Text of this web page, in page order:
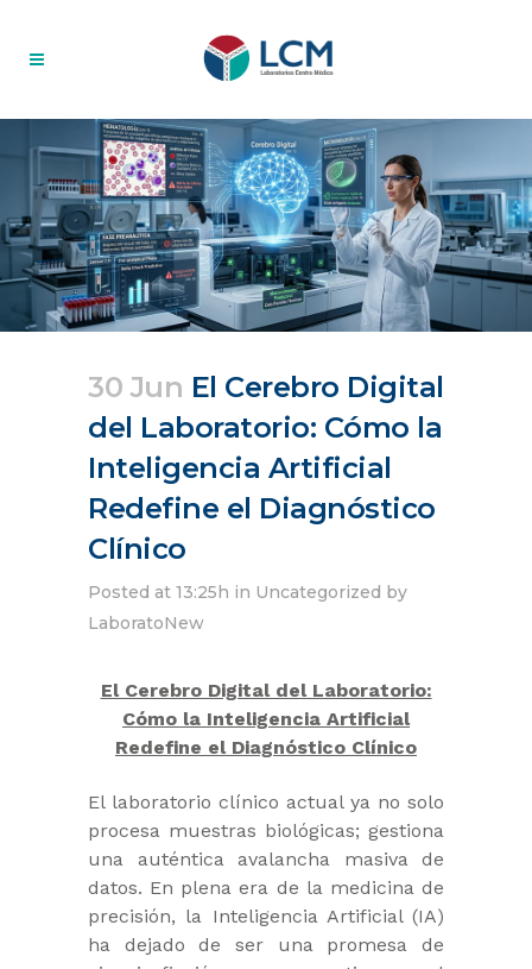
30 Jun El Cerebro Digital
del Laboratorio: Cómo la
Inteligencia Artificial
Redefine el Diagnóstico
Clínico
Posted at 13:25h in Uncategorized by
LaboratoNew
El Cerebro Digital del Laboratorio:
Cómo la Inteligencia Artificial
Redefine el Diagnóstico Clínico
El laboratorio clínico actual ya no solo
procesa muestras biológicas; gestiona
una auténtica avalancha masiva de
datos. En plena era de la medicina de
precisión, la Inteligencia Artificial (IA)
ha dejado de ser una promesa de